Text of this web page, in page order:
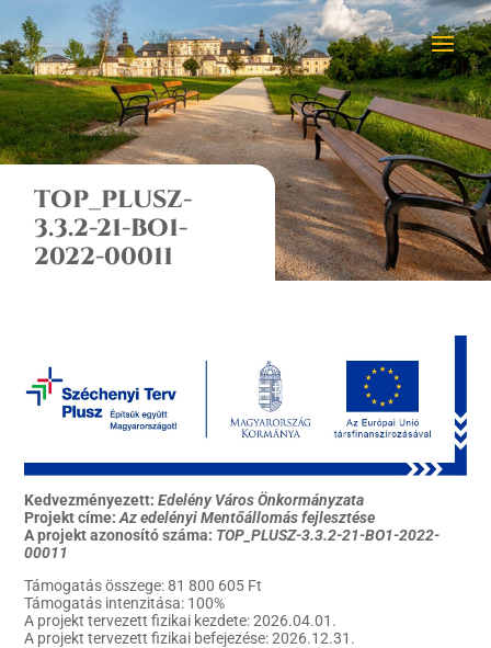
TOP_PLUSZ-
3.3.2-21-BO1-
2022-00011
Kedvezményezett:Edelény Város Önkormányzata
Projekt címe:Az edelényi Mentőállomás fejlesztése
A projekt azonosító száma: TOP_PLUSZ-3.3.2-21-BO1-2022-
00011
Támogatás összege: 81 800 605 Ft
Támogatás intenzitása: 100%
A projekt tervezett fizikai kezdete: 2026.04.01.
A projekt tervezett fizikai befejezése: 2026.12.31.